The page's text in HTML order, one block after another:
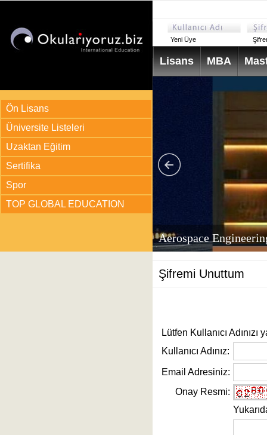
Ön Lisans
Üniversite Listeleri
Uzaktan Eğitim
Sertifika
Spor
TOP GLOBAL EDUCATION
Yeni Üye
Lisans MBA
Aerospace
Şifremi Unuttum
Lütfen Kullanıcı
Kullanıcı Adınız:
Email Adresiniz:
Onay Resmi: